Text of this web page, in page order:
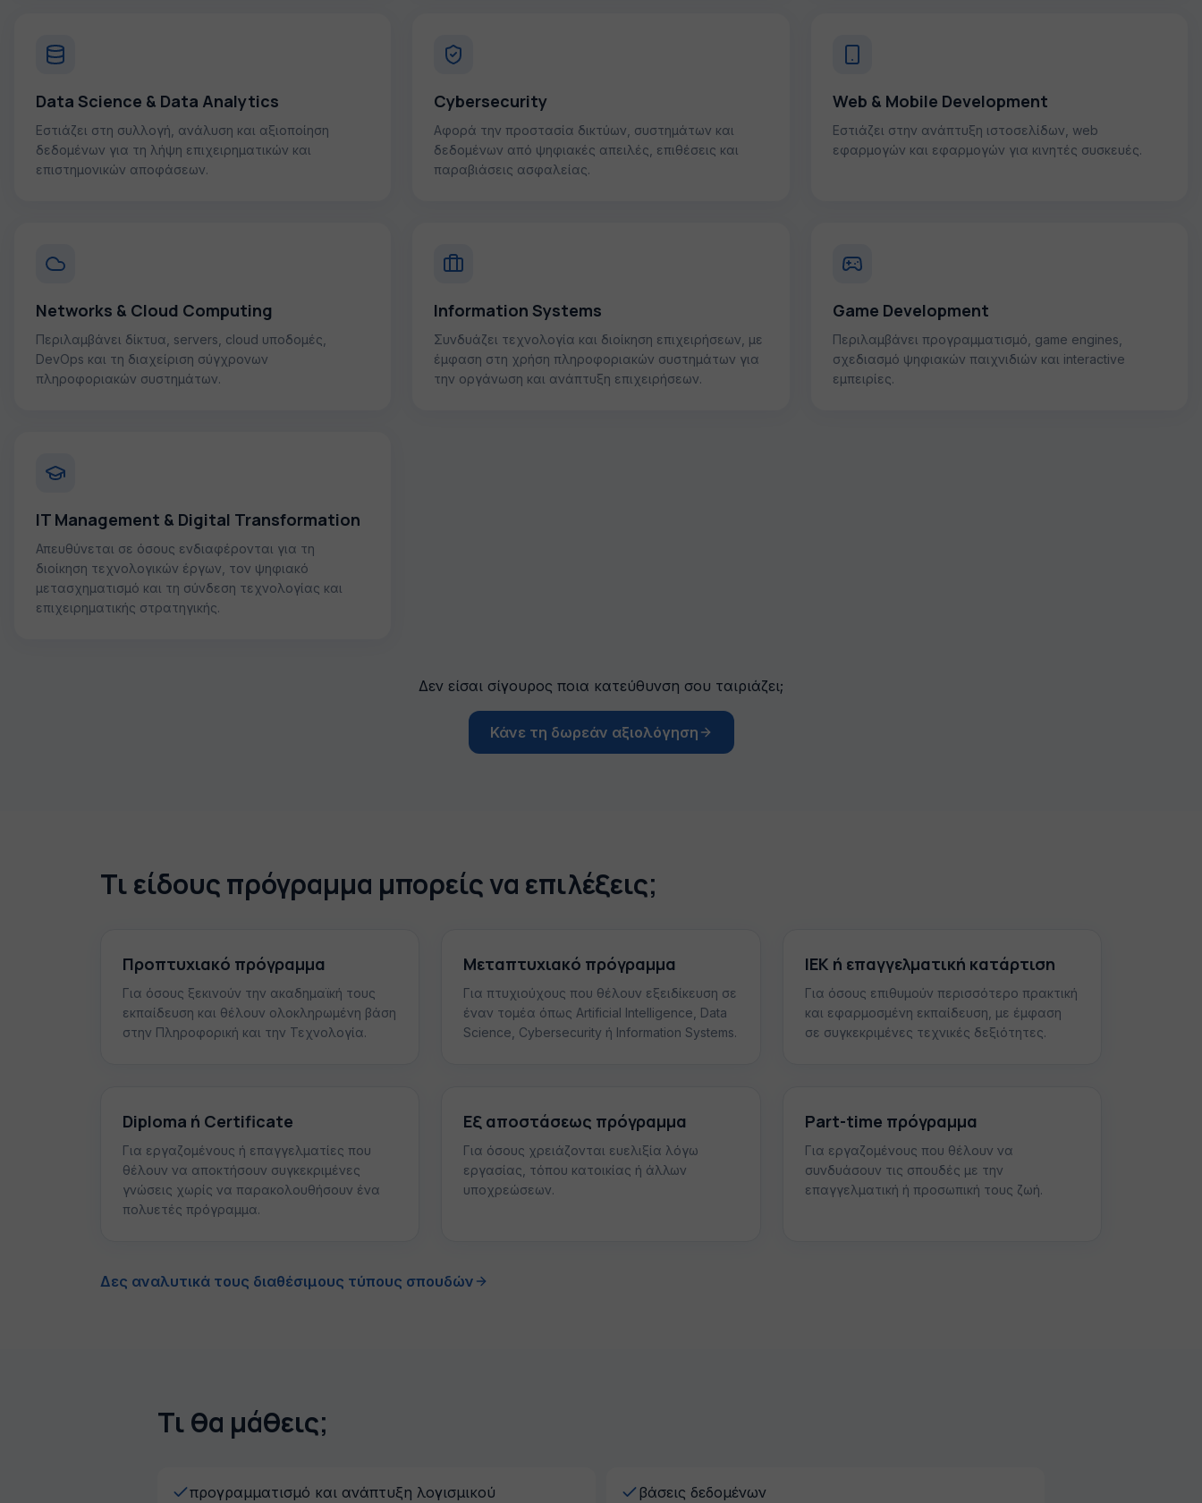
Data Science & Data Analytics
Εστιάζει στη συλλογή, ανάλυση και αξιοποίηση
δεδομένων για τη λήψη επιχειρηματικών και
επιστημονικών αποφάσεων.
Cybersecurity
Αφορά την προστασία δικτύων, συστημάτων και
δεδομένων από ψηφιακές απειλές, επιθέσεις και
παραβιάσεις ασφαλείας.
Web & Mobile Development
Εστιάζει στην ανάπτυξη ιστοσελίδων, web
εφαρμογών και εφαρμογών για κινητές συσκευές.
Networks & Cloud Computing
Περιλαμβάνει δίκτυα, servers, cloud υποδομές,
DevOps και τη διαχείριση σύγχρονων
πληροφοριακών συστημάτων.
Information Systems
Συνδυάζει τεχνολογία και διοίκηση επιχειρήσεων, με
έμφαση στη χρήση πληροφοριακών συστημάτων για
την οργάνωση και ανάπτυξη επιχειρήσεων.
Game Development
Περιλαμβάνει προγραμματισμό, game engines,
σχεδιασμό ψηφιακών παιχνιδιών και interactive
εμπειρίες.
IT Management & Digital Transformation
Απευθύνεται σε όσους ενδιαφέρονται για τη
διοίκηση τεχνολογικών έργων, τον ψηφιακό
μετασχηματισμό και τη σύνδεση τεχνολογίας και
επιχειρηματικής στρατηγικής.
Δεν είσαι σίγουρος ποια κατεύθυνση σου ταιριάζει;
Κάνε τη δωρεάν αξιολόγηση
Τι είδους πρόγραμμα μπορείς να επιλέξεις;
Προπτυχιακό πρόγραμμα
Για όσους ξεκινούν την ακαδημαϊκή τους
εκπαίδευση και θέλουν ολοκληρωμένη βάση
στην Πληροφορική και την Τεχνολογία.
Μεταπτυχιακό πρόγραμμα
Για πτυχιούχους που θέλουν εξειδίκευση σε
έναν τομέα όπως Artificial Intelligence, Data
Science, Cybersecurity ή Information Systems.
ΙΕΚ ή επαγγελματική κατάρτιση
Για όσους επιθυμούν περισσότερο πρακτική
και εφαρμοσμένη εκπαίδευση, με έμφαση
σε συγκεκριμένες τεχνικές δεξιότητες.
Diploma ή Certificate
Για εργαζομένους ή επαγγελματίες που
θέλουν να αποκτήσουν συγκεκριμένες
γνώσεις χωρίς να παρακολουθήσουν ένα
πολυετές πρόγραμμα.
Εξ αποστάσεως πρόγραμμα
Για όσους χρειάζονται ευελιξία λόγω
εργασίας, τόπου κατοικίας ή άλλων
υποχρεώσεων.
Part-time πρόγραμμα
Για εργαζομένους που θέλουν να
συνδυάσουν τις σπουδές με την
επαγγελματική ή προσωπική τους ζωή.
Δες αναλυτικά τους διαθέσιμους τύπους σπουδών
Τι θα μάθεις;
προγραμματισμό και ανάπτυξη λογισμικού βάσεις δεδομένων